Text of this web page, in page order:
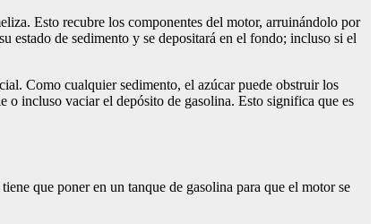
Esto recubre los componentes del motor, arruinándolo por
estado de sedimento y se depositará en el fondo; incluso si el
Como cualquier sedimento, el azúcar puede obstruir los
o incluso vaciar el depósito de gasolina. Esto significa que es
que poner en un tanque de gasolina para que el motor se